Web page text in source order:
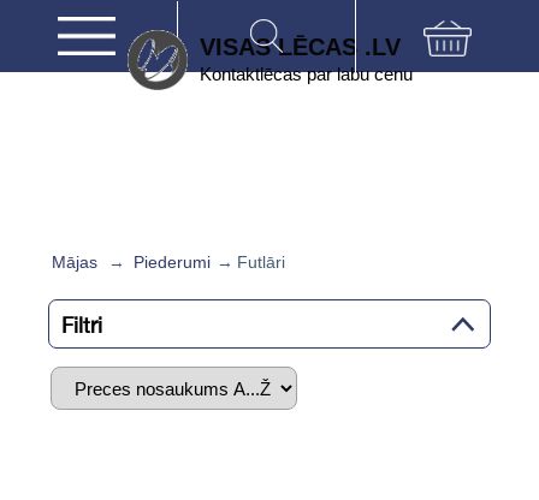
VISAS LĒCAS .LV
Kontaktlēcas par labu cenu
Mājas → Piederumi → Futlāri
Filtri